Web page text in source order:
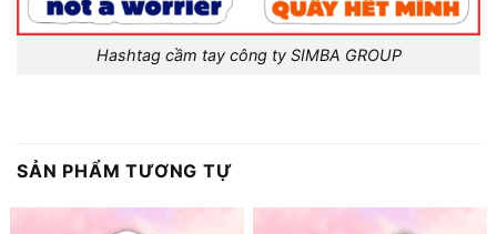
Hashtag cầm tay công ty SIMBA GROUP
SẢN PHẨM TƯƠNG TỰ